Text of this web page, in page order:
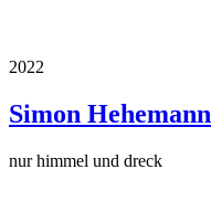
2022
Simon Hehemann
nur himmel und dreck